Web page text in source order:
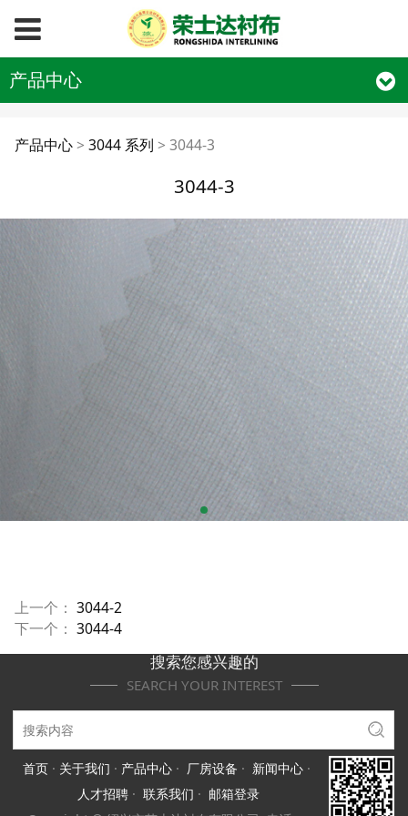
产品中心
3044-3
产品中心> 3044 系列 > 3044-3
3044-3
上一个： 3044-2
下一个： 3044-4
搜索您感兴趣的
SEARCH YOUR INTEREST
首页· 关于我们 · 产品中心· 厂房设备 · 新闻中心·
人才招聘· 联系我们 · 邮箱登录